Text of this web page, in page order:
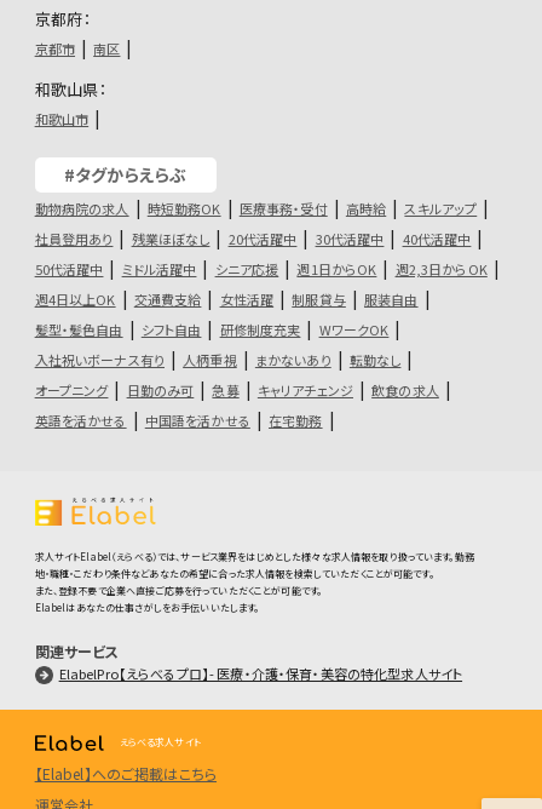
京都府：
京都市 南区
和歌山県：
和歌山市
#タグからえらぶ
動物病院の求人 時短勤務OK 医療事務・受付 高時給
スキルアップ
社員登用あり
残業ほぼなし 20代活躍中 30代活躍中
40代活躍中
50代活躍中
ミドル活躍中 シニア応援 週1日からOK
週2,3日からOK
週4日以上OK
交通費支給 女性活躍 制服貸与
服装自由
髪型・髪色自由
シフト自由 研修制度充実
WワークOK
入社祝いボーナス有り
人柄重視 まかないあり
転勤なし
オープニング
日勤のみ可 急募 キャリアチェンジ
飲食の求人
英語を活かせる
中国語を活かせる 在宅勤務
求人サイトElabel（えらべる）では、サービス業界をはじめとした様々な求人情報を取り扱っています。勤務
地・職種・こだわり条件などあなたの希望に合った求人情報を検索していただくことが可能です。
また、登録不要で企業へ直接ご応募を行っていただくことが可能です。
Elabelはあなたの仕事さがしをお手伝いいたします。
関連サービス
ElabelPro【えらべるプロ】- 医療・介護・保育・美容の特化型求人サイト
えらべる求人サイト
【Elabel】へのご掲載はこちら
運営会社